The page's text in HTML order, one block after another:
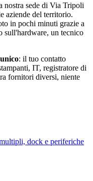
nostra sede di Via Tripoli
aziende del territorio.
in pochi minuti grazie a
sull'hardware, un tecnico
: il tuo contatto
IT, registratore di
fornitori diversi, niente
dock e periferiche